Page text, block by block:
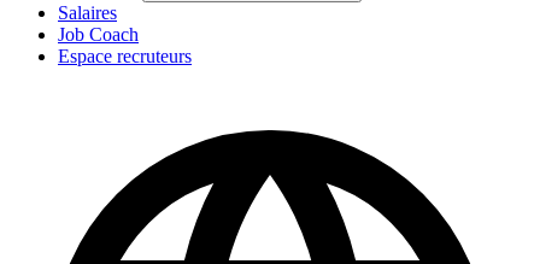
Salaires
Job Coach
Espace recruteurs